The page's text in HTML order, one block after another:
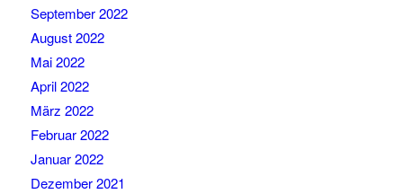
September 2022
August 2022
Mai 2022
April 2022
März 2022
Februar 2022
Januar 2022
Dezember 2021